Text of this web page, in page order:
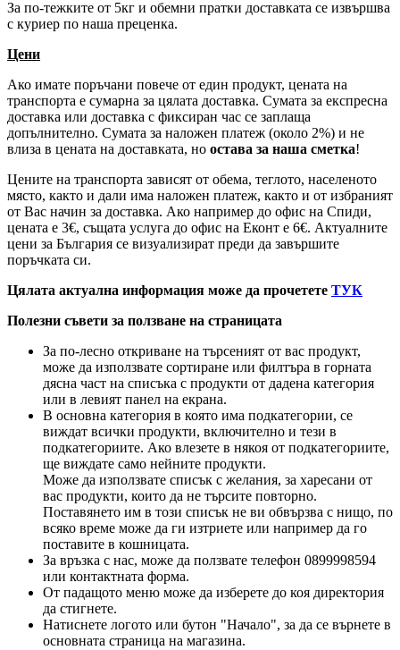
За по-тежките от 5кг и обемни пратки доставката се извършва
с куриер по наша преценка.
Цени
Ако имате поръчани повече от един продукт, цената на
транспорта е сумарна за цялата доставка. Сумата за експресна
доставка или доставка с фиксиран час се заплаща
допълнително. Сумата за наложен платеж (около 2%) и не
влиза в цената на доставката, но остава за наша сметка!
Цените на транспорта зависят от обема, теглото, населеното
място, както и дали има наложен платеж, както и от избраният
от Вас начин за доставка. Ако например до офис на Спиди,
цената е 3€, същата услуга до офис на Еконт е 6€. Актуалните
цени за България се визуализират преди да завършите
поръчката си.
Цялата актуална информация може да прочетете ТУК
Полезни съвети за ползване на страницата
За по-лесно откриване на търсеният от вас продукт,
може да използвате сортиране или филтъра в горната
дясна част на списъка с продукти от дадена категория
или в левият панел на екрана.
В основна категория в която има подкатегории, се
виждат всички продукти, включително и тези в
подкатегориите. Ако влезете в някоя от подкатегориите,
ще виждате само нейните продукти.
Може да използвате списък с желания, за харесани от
вас продукти, които да не търсите повторно.
Поставянето им в този списък не ви обвързва с нищо, по
всяко време може да ги изтриете или например да го
поставите в кошницата.
За връзка с нас, може да ползвате телефон 0899998594
или контактната форма.
От падащото меню може да изберете до коя директория
да стигнете.
Натиснете логото или бутон "Начало", за да се върнете в
основната страница на магазина.